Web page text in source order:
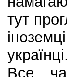
тут
українці.
Все